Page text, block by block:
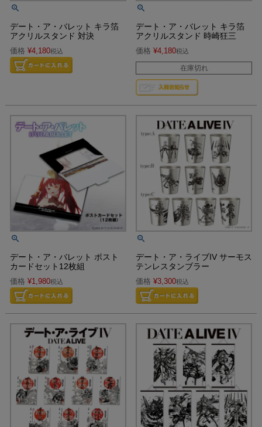
デート・ア・バレット キラ箔
アクリルスタンド 対決
価格 ¥4,180税込
デート・ア・バレット キラ箔
アクリルスタンド 時崎狂三
価格 ¥4,180税込
在庫切れ
デート・ア・バレット ポスト
カードセット12枚組
価格 ¥1,980税込
デート・ア・ライブIV サーモス
テンレスタンブラー
価格 ¥3,300税込